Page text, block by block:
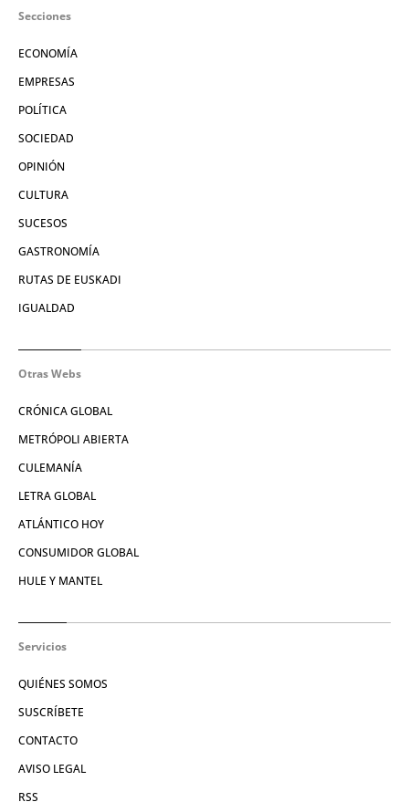
Secciones
ECONOMÍA
EMPRESAS
POLÍTICA
SOCIEDAD
OPINIÓN
CULTURA
SUCESOS
GASTRONOMÍA
RUTAS DE EUSKADI
IGUALDAD
Otras Webs
CRÓNICA GLOBAL
METRÓPOLI ABIERTA
CULEMANÍA
LETRA GLOBAL
ATLÁNTICO HOY
CONSUMIDOR GLOBAL
HULE Y MANTEL
Servicios
QUIÉNES SOMOS
SUSCRÍBETE
CONTACTO
AVISO LEGAL
RSS